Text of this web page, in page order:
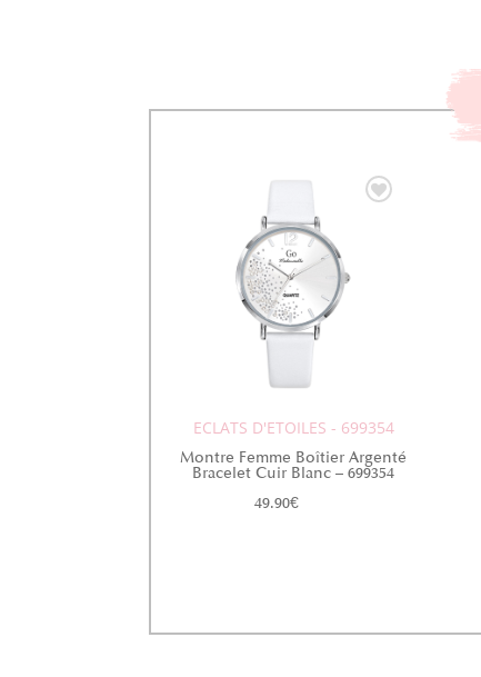
ECLATS D'ETOILES - 699354
Montre Femme Boîtier Argenté
Bracelet Cuir Blanc – 699354
49.90€